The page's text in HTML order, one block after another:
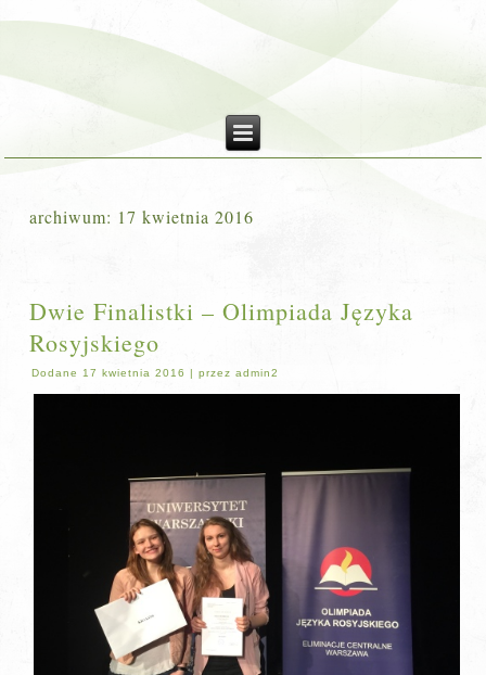
archiwum: 17 kwietnia 2016
Dwie Finalistki – Olimpiada Języka
Rosyjskiego
Dodane 17 kwietnia 2016 |przez admin2